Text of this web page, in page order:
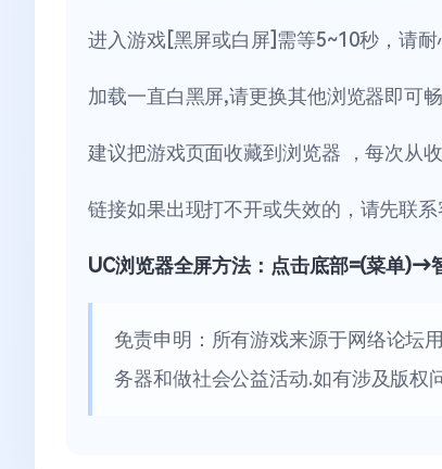
进入游戏[黑屏或白屏]需等5~10秒，请
加载一直白黑屏,请更换其他浏览器即可
建议把游戏页面收藏到浏览器 ，每次从
链接如果出现打不开或失效的，请先联系
UC浏览器全屏方法：点击底部=(菜单
免责申明：所有游戏来源于网络论坛
务器和做社会公益活动.如有涉及版权